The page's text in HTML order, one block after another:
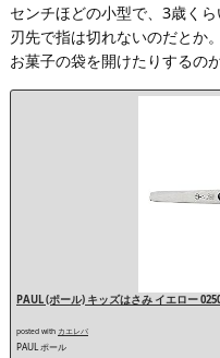
センチほどの小型で、3歳く
刃先で指は切れないのだとか
お菓子の袋を開けたりするの
PAUL (ポール) キッズはさみ イエロー
posted with カエレバ
PAUL ポール